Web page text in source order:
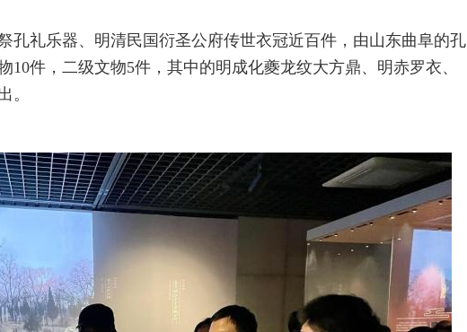
孔礼乐器、明清民国衍圣公府传世衣冠近百件，由山东曲阜的孔
10件，二级文物5件，其中的明成化夔龙纹大方鼎、明赤罗衣、
。